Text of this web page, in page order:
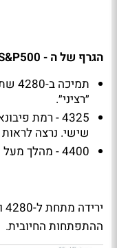
הגרף של ה -
״רציני״.
4325 - רמת
שישי. נרצה
4400 - מהלך מעל הרמה הזו יאשר חזרה לעליה.
ההתפתחות החיובית.